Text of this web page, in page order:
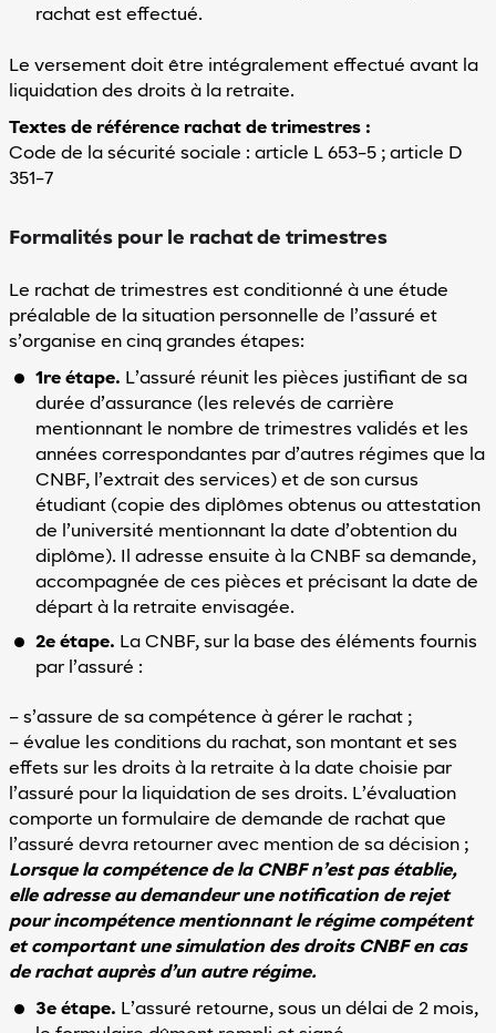
rachat est effectué.
Le versement doit être intégralement effectué avant la
liquidation des droits à la retraite.
Textes de référence rachat de trimestres :
Code de la sécurité sociale : article L 653-5 ; article D
351-7
Formalités pour le rachat de trimestres
Le rachat de trimestres est conditionné à une étude
préalable de la situation personnelle de l’assuré et
s’organise en cinq grandes étapes:
1re étape. L’assuré réunit les pièces justifiant de sa
durée d’assurance (les relevés de carrière
mentionnant le nombre de trimestres validés et les
années correspondantes par d’autres régimes que la
CNBF, l’extrait des services) et de son cursus
étudiant (copie des diplômes obtenus ou attestation
de l’université mentionnant la date d’obtention du
diplôme). Il adresse ensuite à la CNBF sa demande,
accompagnée de ces pièces et précisant la date de
départ à la retraite envisagée.
2e étape. La CNBF, sur la base des éléments fournis
par l’assuré :
– s’assure de sa compétence à gérer le rachat ;
– évalue les conditions du rachat, son montant et ses
effets sur les droits à la retraite à la date choisie par
l’assuré pour la liquidation de ses droits. L’évaluation
comporte un formulaire de demande de rachat que
l’assuré devra retourner avec mention de sa décision ;
Lorsque la compétence de la CNBF n’est pas établie,
elle adresse au demandeur une notification de rejet
pour incompétence mentionnant le régime compétent
et comportant une simulation des droits CNBF en cas
de rachat auprès d’un autre régime.
3e étape. L’assuré retourne, sous un délai de 2 mois,